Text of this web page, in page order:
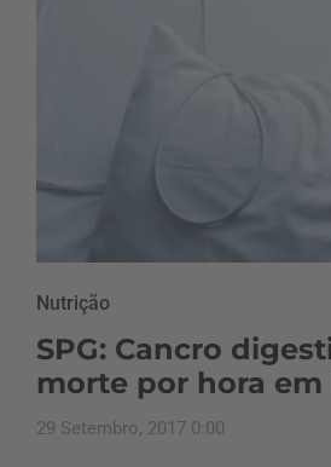
Nutrição
SPG: Cancro
morte por hora
29 Setembro, 2017 0:00